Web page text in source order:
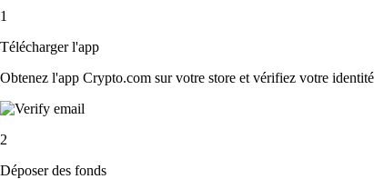
1
Télécharger l'app
Obtenez l'app Crypto.com sur votre store et vérifiez votre
2
Déposer des fonds